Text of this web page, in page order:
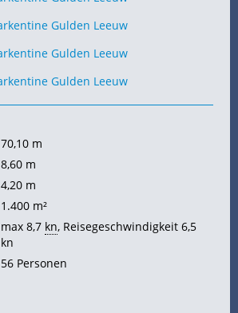
70,10 m
8,60 m
4,20 m
1.400 m²
max 8,7 kn, Reisegeschwindigkeit 6,5
kn
56 Personen